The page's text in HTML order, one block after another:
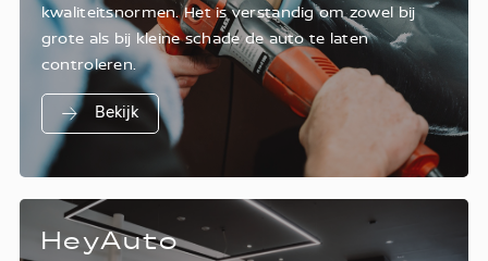
kwaliteitsnormen. Het is verstandig om zowel bij
grote als bij kleine schade de auto te laten
controleren.
Bekijk
HeyAuto